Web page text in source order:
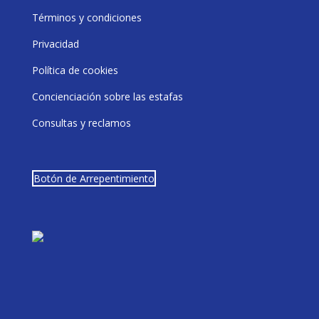
Términos y condiciones
Privacidad
Política de cookies
Concienciación sobre las estafas
Consultas y reclamos
Botón de Arrepentimiento